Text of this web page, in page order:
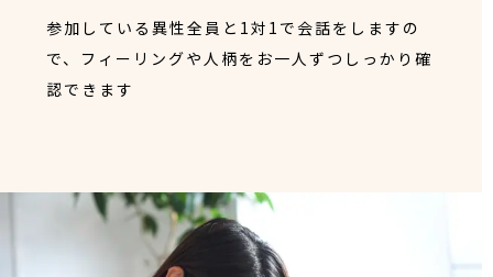
参加している異性全員と1対1で会話をしますの
で、フィーリングや人柄をお一人ずつしっかり確
認できます